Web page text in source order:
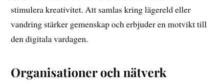
stimulera kreativitet. Att samlas kring lägereld eller
vandring stärker gemenskap och erbjuder en motvikt till
den digitala vardagen.
Organisationer och nätverk